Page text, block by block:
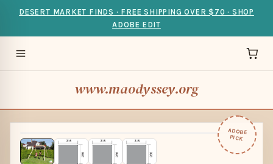
DESERT MARKET FINDS · FREE SHIPPING OVER $70 · SHOP
ADOBE EDIT
www.maodyssey.org
ADOBE
PICK